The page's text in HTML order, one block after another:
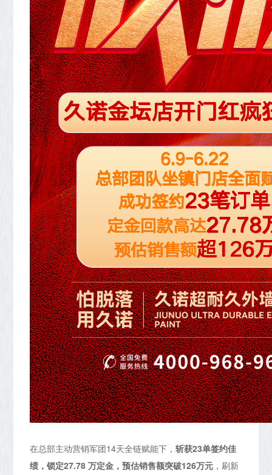
在总部主动营销军团14天全链赋能下，斩获23单签约佳
绩，锁定27.78 万定金，预估销售额突破126万元 ，刷新